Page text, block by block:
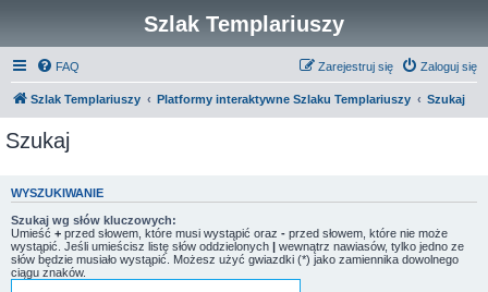
Szlak Templariuszy
FAQ Zaloguj się
Zarejestruj się
Szlak Templariuszy Platformy interaktywne Szlaku Templariuszy Szukaj
Szukaj
WYSZUKIWANIE
Szukaj wg słów kluczowych:
Umieść + przed słowem, które musi wystąpić oraz - przed słowem, które nie może
wystąpić. Jeśli umieścisz listę słów oddzielonych | wewnątrz nawiasów, tylko jedno ze
słów będzie musiało wystąpić. Możesz użyć gwiazdki (*) jako zamiennika dowolnego
ciągu znaków.